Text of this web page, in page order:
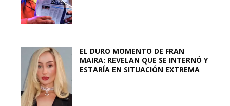
EL DURO MOMENTO DE FRAN
MAIRA: REVELAN QUE SE INTERNÓ Y
ESTARÍA EN SITUACIÓN EXTREMA